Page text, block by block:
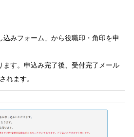
込みフォーム」から役職印・角印を申
ます。申込み完了後、受付完了メール
れます。